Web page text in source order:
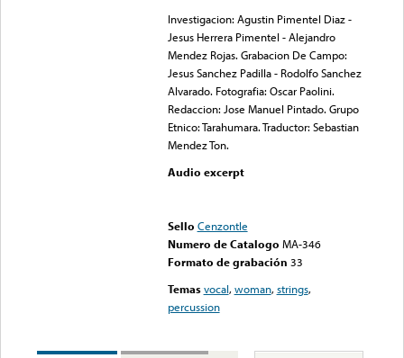
Investigacion: Agustin Pimentel Diaz -
Jesus Herrera Pimentel - Alejandro
Mendez Rojas. Grabacion De Campo:
Jesus Sanchez Padilla - Rodolfo Sanchez
Alvarado. Fotografia: Oscar Paolini.
Redaccion: Jose Manuel Pintado. Grupo
Etnico: Tarahumara. Traductor: Sebastian
Mendez Ton.
Audio excerpt
Sello Cenzontle
Numero de Catalogo MA-346
Formato de grabación 33
Temas vocal,woman,strings,
percussion